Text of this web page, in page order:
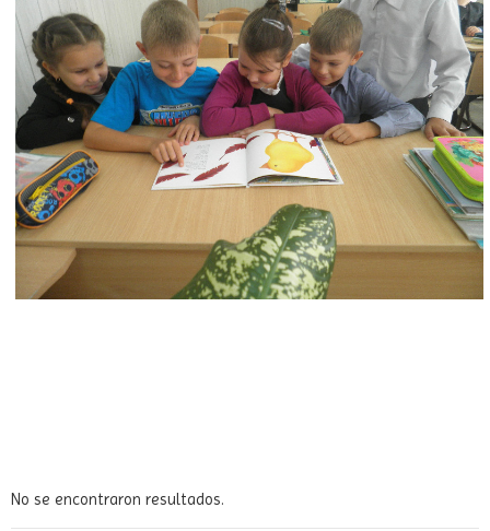
No se encontraron resultados.